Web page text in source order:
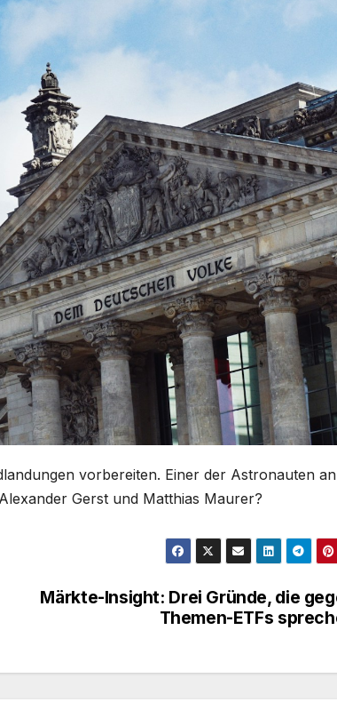
vorbereiten. Einer der Astronauten an
Gerst und Matthias Maurer?
Märkte-Insight: Drei Gründe, die
Themen-ETFs